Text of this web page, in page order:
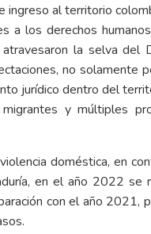
ingreso al territorio
a los derechos
la selva del
no solamente
jurídico dentro del
y múltiples
doméstica, en
en el año 2022
con el año